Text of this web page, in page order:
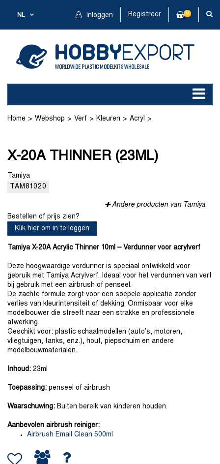
NL Inloggen Registreer 0
Home Webshop Verf Kleuren Acryl
X-20A THINNER (23ML)
Tamiya
TAM81020
Andere producten van Tamiya
Bestellen of prijs zien?
Klik hier om in te loggen
Tamiya X-20A Acrylic Thinner 10ml – Verdunner voor acrylverf
Deze hoogwaardige verdunner is speciaal ontwikkeld voor
gebruik met Tamiya Acrylverf. Ideaal voor het verdunnen van verf
bij gebruik met een airbrush of penseel.
De zachte formule zorgt voor een soepele applicatie zonder
verlies van kleurintensiteit of dekking. Onmisbaar voor elke
modelbouwer die streeft naar een strakke en professionele
afwerking.
Geschikt voor: plastic schaalmodellen (auto’s, motoren,
vliegtuigen, tanks, enz.), hout, piepschuim en andere
modelbouwmaterialen.
Inhoud: 23ml
Toepassing: penseel of airbrush
Waarschuwing: Buiten bereik van kinderen houden.
Aanbevolen airbrush reiniger:
Airbrush Email Clean 500ml